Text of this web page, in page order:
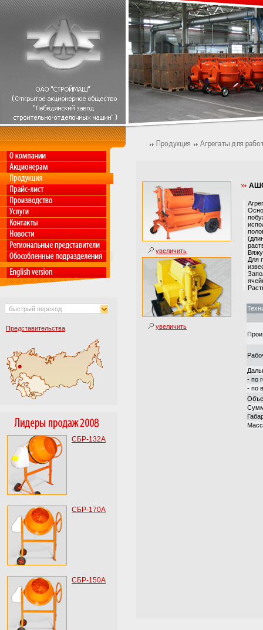
быстрый переход
Представительства
СБР-132А
СБР-170А
СБР-150А
увеличить
увеличить
Для
- по
- по